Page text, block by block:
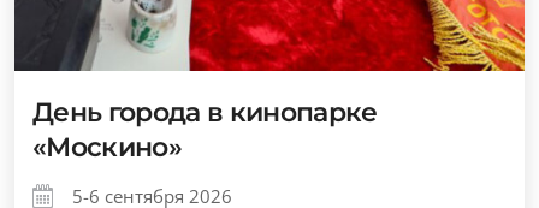
День города в кинопарке
«Москино»
5-6 сентября 2026